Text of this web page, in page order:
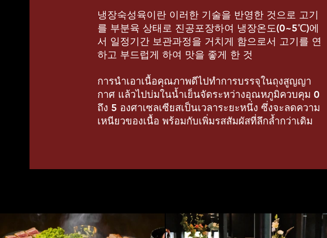
냉장숙성육이란 이러한 기술을 반영한 것으로 고기
를 부분육 상태로 진공포장하여 냉장온도(0~5℃)에
서 일정기간 보관과정을 거치게 함으로서 고기를 연
하고 부드럽게 하여 맛을 좋게 한 것
การนำเอาเนื้อคุณภาพดีไปทำการบรรจุในถุงสูญญา
กาศ แล้วไปบ่มในน้ำเย็นจัดระหว่างอุณหภูมิควบคุม 0
ถึง 5 องศาเซลเซียสเป็นเวลาระยะหนึ่ง ซึ่งจะลดความ
เหนียวของเนื้อ พร้อมกับเพิ่มรสสัมผัสที่ลึกล้ำกว่าเดิม